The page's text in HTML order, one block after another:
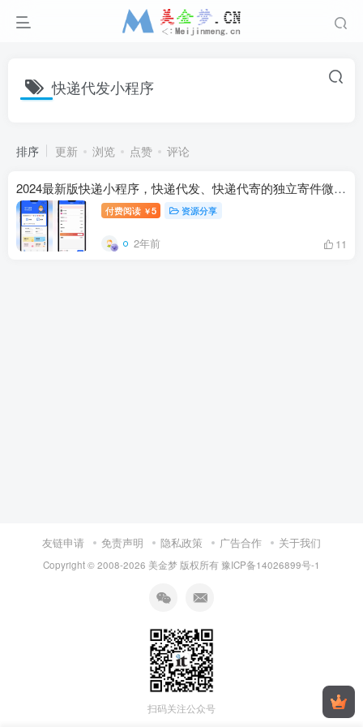
快递代发小程序
排序 更新 浏览 点赞 评论
2024最新版快递小程序，快递代发、快递代寄的独立寄件微信小程序
付费阅读 ￥5 资源分享
2年前 11
友链申请 免责声明 隐私政策 广告合作 关于我们
Copyright © 2008-2026 美金梦 版权所有 豫ICP备14026899号-1
扫码关注公众号